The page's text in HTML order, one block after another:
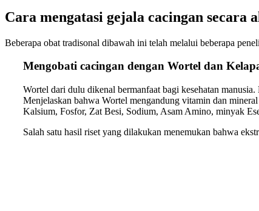
Cara mengatasi gejala cacingan secara
Beberapa obat tradisonal dibawah ini telah melalui beberapa
Mengobati cacingan dengan Wortel dan
Wortel dari dulu dikenal bermanfaat bagi kesehatan
Menjelaskan bahwa Wortel mengandung vitamin dan
Kalsium, Fosfor, Zat Besi, Sodium, Asam Amino, minyak
Salah satu hasil riset yang dilakukan menemukan bahwa